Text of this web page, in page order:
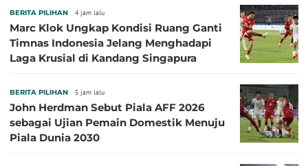
BERITA PILIHAN 4 jam lalu
Marc Klok Ungkap Kondisi Ruang Ganti
Timnas Indonesia Jelang Menghadapi
Laga Krusial di Kandang Singapura
BERITA PILIHAN 5 jam lalu
John Herdman Sebut Piala AFF 2026
sebagai Ujian Pemain Domestik Menuju
Piala Dunia 2030